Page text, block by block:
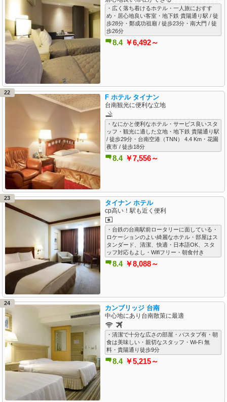
・広く落ち着けるホテル・一人旅におすす
め・居心地良い客室・地下鉄 貴陽通り駅 / 徒
歩28分・鄭成功祖廟 / 徒歩23分・南大門 / 徒
歩26分
8.4 ￥6,492～
22
F ホテル タイナン
台南観光に便利な立地
・なにかと便利なホテル・サービス良いスタ
ッフ・観光に適した立地・地下鉄 貴陽通り駅
/ 徒歩29分・台南空港（TNN） 4.4 Km・花園
夜市 / 徒歩18分
8.4 ￥7,556～
23
タイナン ホテル
cp高い！駅も近く便利
・台鉄の台南駅前ロータリーに面している・
ロケーションのよい綺麗なホテル・部屋はス
タンダード、清潔、快適・日本語OK、スタ
ッフ対応もよし・Wifiフリー・朝食付き
8.4 ￥8,088～
24
カンブリッジ 台南
中心地にあり台南散策に最適
・清潔で十分な広さの部屋・バスタブ有・朝
食は美味しい・親切なスタッフ・Wi-Fi 無
料・貴陽通り徒歩9分
8.4 ￥5,215～